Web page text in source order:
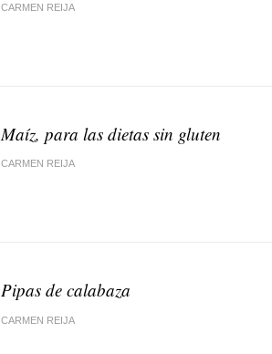
CARMEN REIJA
Maíz, para las dietas sin gluten
CARMEN REIJA
Pipas de calabaza
CARMEN REIJA